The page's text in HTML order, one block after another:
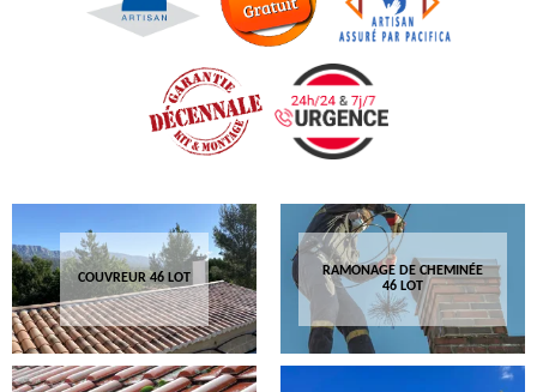
COUVREUR 46 LOT
RAMONAGE DE CHEMINÉE
46 LOT